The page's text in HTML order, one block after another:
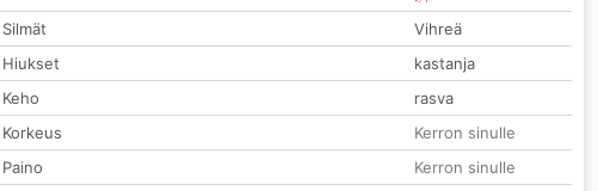
Silmät
Vihreä
Hiukset
kastanja
Keho
rasva
Korkeus
Kerron sinulle
Paino
Kerron sinulle